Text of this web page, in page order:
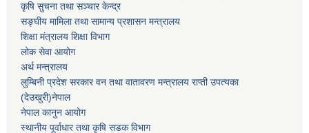
कृषि सुचना तथा सञ्चार केन्द्र
सङ्घीय मामिला तथा सामान्य प्रशासन मन्त्रालय
शिक्षा मंत्रालय शिक्षा विभाग
लोक सेवा आयोग
अर्थ मन्त्रालय
लुम्बिनी प्रदेश सरकार वन तथा वातावरण मन्त्रालय राप्ती उपत्यका
(देउखुरी)नेपाल
नेपाल कानुन आयोग
स्थानीय पूर्वाधार तथा कृषि सडक विभाग